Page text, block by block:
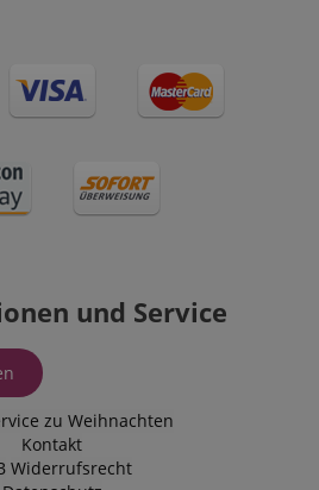
und Service
zu Weihnachten
Kontakt
Widerrufsrecht